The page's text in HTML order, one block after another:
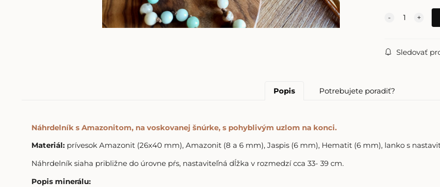
Sledovať
Popis Potrebujete poradiť?
Náhrdelník s Amazonitom, na voskovanej šnúrke, s pohyblivým uzlom na konci.
Materiál:prívesok Amazonit (26x40 mm), Amazonit (8 a 6 mm), Jaspis (6 mm), Hematit (6 mm), lanko s
Náhrdelník siaha približne do úrovne pŕs, nastaviteľná dĺžka v rozmedzí cca 33- 39 cm.
Popis minerálu: